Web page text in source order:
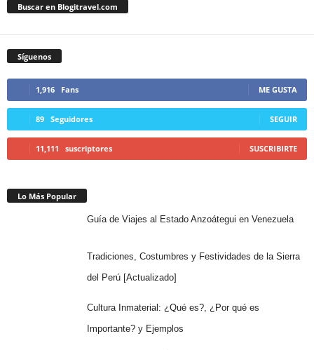
Buscar en Blogitravel.com
Síguenos
1,916 Fans ME GUSTA
89 Seguidores SEGUIR
11,111 suscriptores SUSCRIBIRTE
Lo Más Popular
Guía de Viajes al Estado Anzoátegui en Venezuela
Tradiciones, Costumbres y Festividades de la Sierra
del Perú [Actualizado]
Cultura Inmaterial: ¿Qué es?, ¿Por qué es
Importante? y Ejemplos